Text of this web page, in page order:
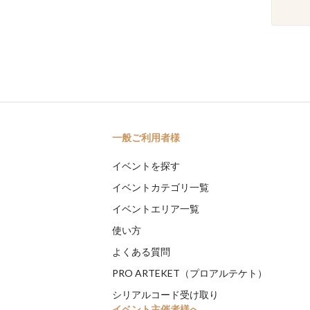
一般ご利用者様
イベントを探す
イベントカテゴリ一覧
イベントエリア一覧
使い方
よくある質問
PRO ARTEKET（プロアルテケト）
シリアルコード受け取り